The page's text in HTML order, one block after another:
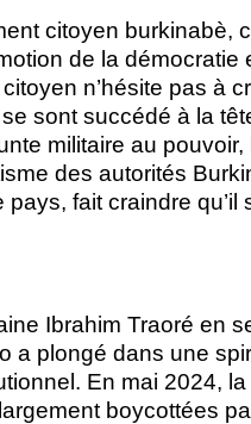
citoyen burkinabè,
de la démocratie
n’hésite pas à
sont succédé à la
militaire au pouvoir,
des autorités
fait craindre qu’il
Ibrahim Traoré en
a plongé dans une
En mai 2024,
boycottées